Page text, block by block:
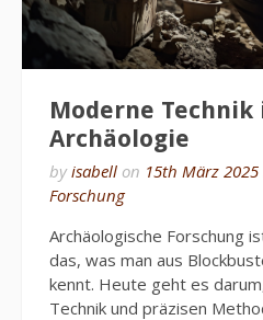
Moderne
Archäologie
byisabell on 15th März 2025
Forschung
Archäologische Forschung
das, was man aus
kennt. Heute geht es
Technik und präzisen